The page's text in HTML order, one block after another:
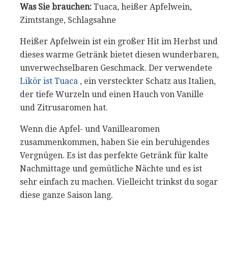
Was Sie brauchen: Tuaca, heißer Apfelwein,
Zimtstange, Schlagsahne
Heißer Apfelwein ist ein großer Hit im Herbst und
dieses warme Getränk bietet diesen wunderbaren,
unverwechselbaren Geschmack. Der verwendete
Likör ist Tuaca , ein versteckter Schatz aus Italien,
der tiefe Wurzeln und einen Hauch von Vanille
und Zitrusaromen hat.
Wenn die Apfel- und Vanillearomen
zusammenkommen, haben Sie ein beruhigendes
Vergnügen. Es ist das perfekte Getränk für kalte
Nachmittage und gemütliche Nächte und es ist
sehr einfach zu machen. Vielleicht trinkst du sogar
diese ganze Saison lang.